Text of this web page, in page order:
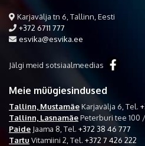
Karjavälja tn 6, Tallinn, Eesti
+372 6711 777
esvika@esvika.ee
Jälgi meid sotsiaalmeedias
Meie müügiesindused
Tallinn, MustamäeKarjavälja 6, Tel.
Tallinn, LasnamäePeterburi tee 100
Paide Jaama 8, Tel. +372 38 46 777
Tartu Vitamiini 2, Tel. +372 7 426 222